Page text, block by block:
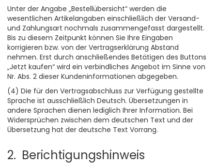
Unter der Angabe „Bestellübersicht“ werden die
wesentlichen Artikelangaben einschließlich der Versand-
und Zahlungsart nochmals zusammengefasst dargestellt.
Bis zu diesem Zeitpunkt können Sie Ihre Eingaben
korrigieren bzw. von der Vertragserklärung Abstand
nehmen. Erst durch anschließendes Betätigen des Buttons
„Jetzt kaufen“ wird ein verbindliches Angebot im Sinne von
Nr. Abs. 2 dieser Kundeninformationen abgegeben.
(4) Die für den Vertragsabschluss zur Verfügung gestellte
Sprache ist ausschließlich Deutsch. Übersetzungen in
andere Sprachen dienen lediglich Ihrer Information. Bei
Widersprüchen zwischen dem deutschen Text und der
Übersetzung hat der deutsche Text Vorrang.
2. Berichtigungshinweis